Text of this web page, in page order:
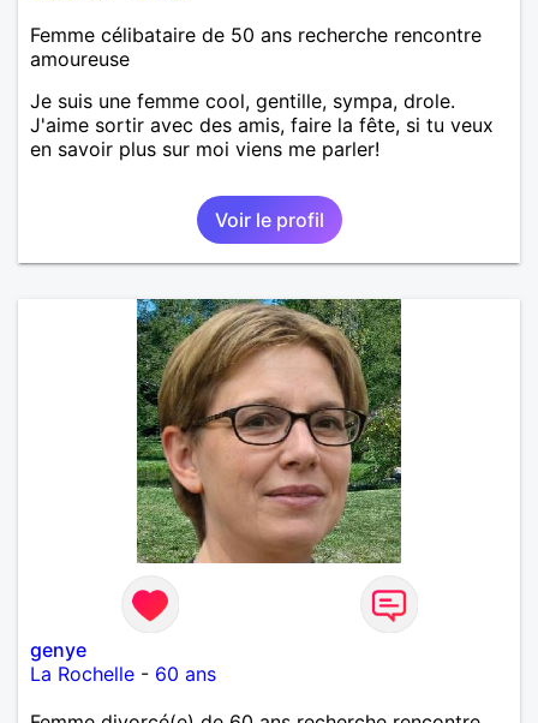
Femme célibataire de 50 ans recherche rencontre
amoureuse
Je suis une femme cool, gentille, sympa, drole.
J'aime sortir avec des amis, faire la fête, si tu veux
en savoir plus sur moi viens me parler!
Voir le profil
genye
La Rochelle - 60 ans